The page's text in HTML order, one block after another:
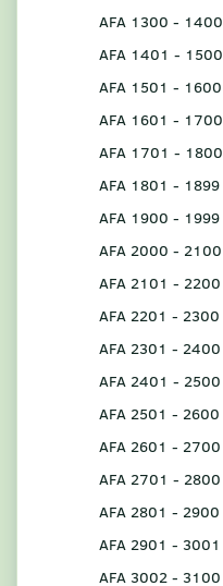
AFA 1300 - 1400
AFA 1401 - 1500
AFA 1501 - 1600
AFA 1601 - 1700
AFA 1701 - 1800
AFA 1801 - 1899
AFA 1900 - 1999
AFA 2000 - 2100
AFA 2101 - 2200
AFA 2201 - 2300
AFA 2301 - 2400
AFA 2401 - 2500
AFA 2501 - 2600
AFA 2601 - 2700
AFA 2701 - 2800
AFA 2801 - 2900
AFA 2901 - 3001
AFA 3002 - 3100